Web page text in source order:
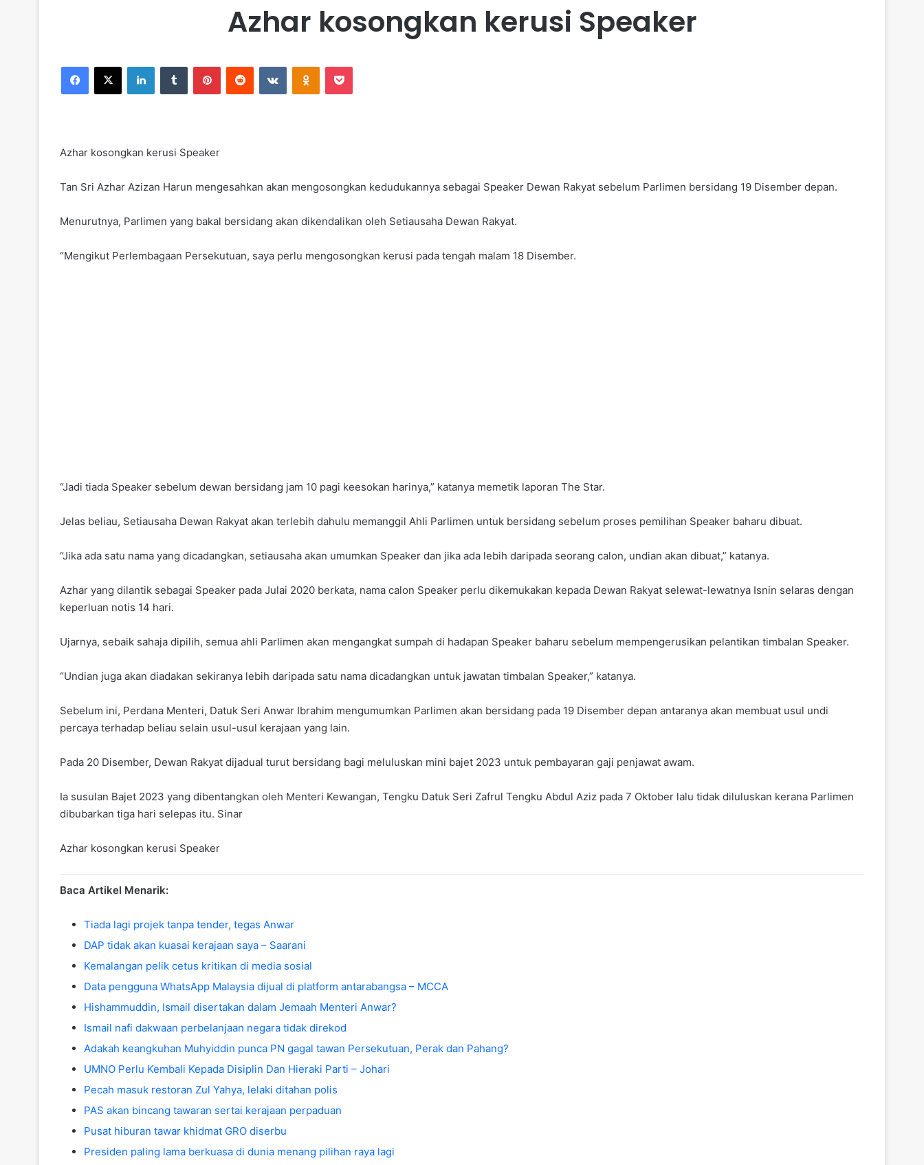
Azhar kosongkan kerusi Speaker
Azhar kosongkan kerusi Speaker
Tan Sri Azhar Azizan Harun mengesahkan akan mengosongkan kedudukannya sebagai Speaker Dewan Rakyat sebelum Parlimen bersidang 19 Disember depan.
Menurutnya, Parlimen yang bakal bersidang akan dikendalikan oleh Setiausaha Dewan Rakyat.
“Mengikut Perlembagaan Persekutuan, saya perlu mengosongkan kerusi pada tengah malam 18 Disember.
“Jadi tiada Speaker sebelum dewan bersidang jam 10 pagi keesokan harinya,” katanya memetik laporan The Star.
Jelas beliau, Setiausaha Dewan Rakyat akan terlebih dahulu memanggil Ahli Parlimen untuk bersidang sebelum proses pemilihan Speaker baharu dibuat.
“Jika ada satu nama yang dicadangkan, setiausaha akan umumkan Speaker dan jika ada lebih daripada seorang calon, undian akan dibuat,” katanya.
Azhar yang dilantik sebagai Speaker pada Julai 2020 berkata, nama calon Speaker perlu dikemukakan kepada Dewan Rakyat selewat-lewatnya Isnin selaras dengan
keperluan notis 14 hari.
Ujarnya, sebaik sahaja dipilih, semua ahli Parlimen akan mengangkat sumpah di hadapan Speaker baharu sebelum mempengerusikan pelantikan timbalan Speaker.
“Undian juga akan diadakan sekiranya lebih daripada satu nama dicadangkan untuk jawatan timbalan Speaker,” katanya.
Sebelum ini, Perdana Menteri, Datuk Seri Anwar Ibrahim mengumumkan Parlimen akan bersidang pada 19 Disember depan antaranya akan membuat usul undi
percaya terhadap beliau selain usul-usul kerajaan yang lain.
Pada 20 Disember, Dewan Rakyat dijadual turut bersidang bagi meluluskan mini bajet 2023 untuk pembayaran gaji penjawat awam.
Ia susulan Bajet 2023 yang dibentangkan oleh Menteri Kewangan, Tengku Datuk Seri Zafrul Tengku Abdul Aziz pada 7 Oktober lalu tidak diluluskan kerana Parlimen
dibubarkan tiga hari selepas itu. Sinar
Azhar kosongkan kerusi Speaker
Baca Artikel Menarik:
Tiada lagi projek tanpa tender, tegas Anwar
DAP tidak akan kuasai kerajaan saya – Saarani
Kemalangan pelik cetus kritikan di media sosial
Data pengguna WhatsApp Malaysia dijual di platform antarabangsa – MCCA
Hishammuddin, Ismail disertakan dalam Jemaah Menteri Anwar?
Ismail nafi dakwaan perbelanjaan negara tidak direkod
Adakah keangkuhan Muhyiddin punca PN gagal tawan Persekutuan, Perak dan Pahang?
UMNO Perlu Kembali Kepada Disiplin Dan Hieraki Parti – Johari
Pecah masuk restoran Zul Yahya, lelaki ditahan polis
PAS akan bincang tawaran sertai kerajaan perpaduan
Pusat hiburan tawar khidmat GRO diserbu
Presiden paling lama berkuasa di dunia menang pilihan raya lagi